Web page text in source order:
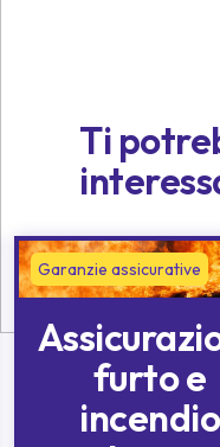
Ti
Garanzie assicurative
furto e
incendio